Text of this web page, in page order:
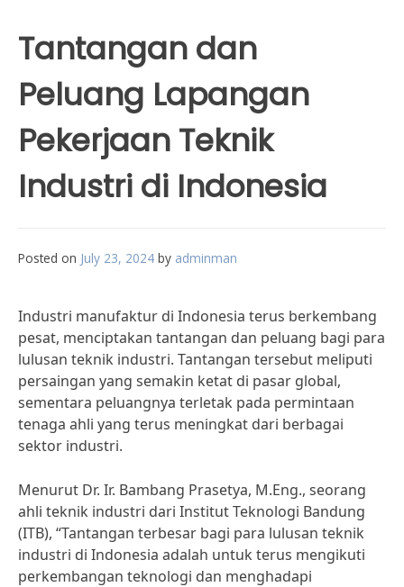
Tantangan dan
Peluang Lapangan
Pekerjaan Teknik
Industri di Indonesia
Posted on July 23, 2024 by adminman
Industri manufaktur di Indonesia terus berkembang
pesat, menciptakan tantangan dan peluang bagi para
lulusan teknik industri. Tantangan tersebut meliputi
persaingan yang semakin ketat di pasar global,
sementara peluangnya terletak pada permintaan
tenaga ahli yang terus meningkat dari berbagai
sektor industri.
Menurut Dr. Ir. Bambang Prasetya, M.Eng., seorang
ahli teknik industri dari Institut Teknologi Bandung
(ITB), “Tantangan terbesar bagi para lulusan teknik
industri di Indonesia adalah untuk terus mengikuti
perkembangan teknologi dan menghadapi